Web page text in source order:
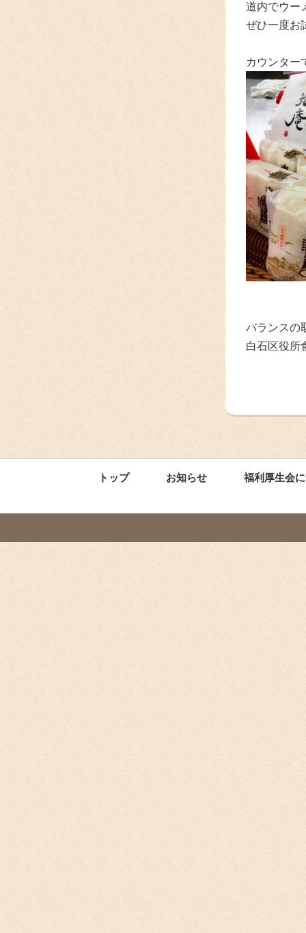
道内でウー
ぜひ一度お
カウンター
バランスの
白石区役所
トップ お知らせ 福利厚生会